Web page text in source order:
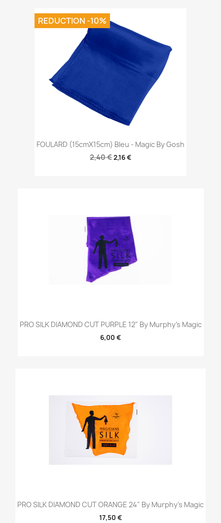
FOULARD (15cmX15cm) Bleu - Magic By Gosh
2,40 €2,16 €
REDUCTION -10%
PRO SILK DIAMOND CUT PURPLE 12" By Murphy's Magic
6,00 €
PRO SILK DIAMOND CUT ORANGE 24" By Murphy's Magic
17,50 €